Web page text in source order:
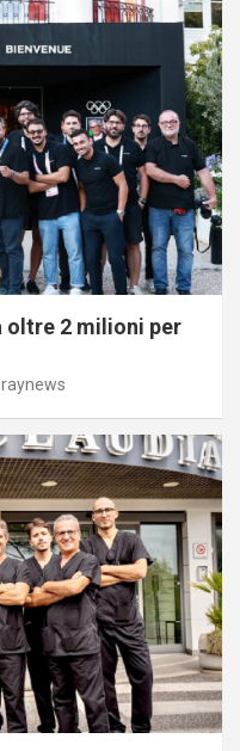
oltre 2 milioni per